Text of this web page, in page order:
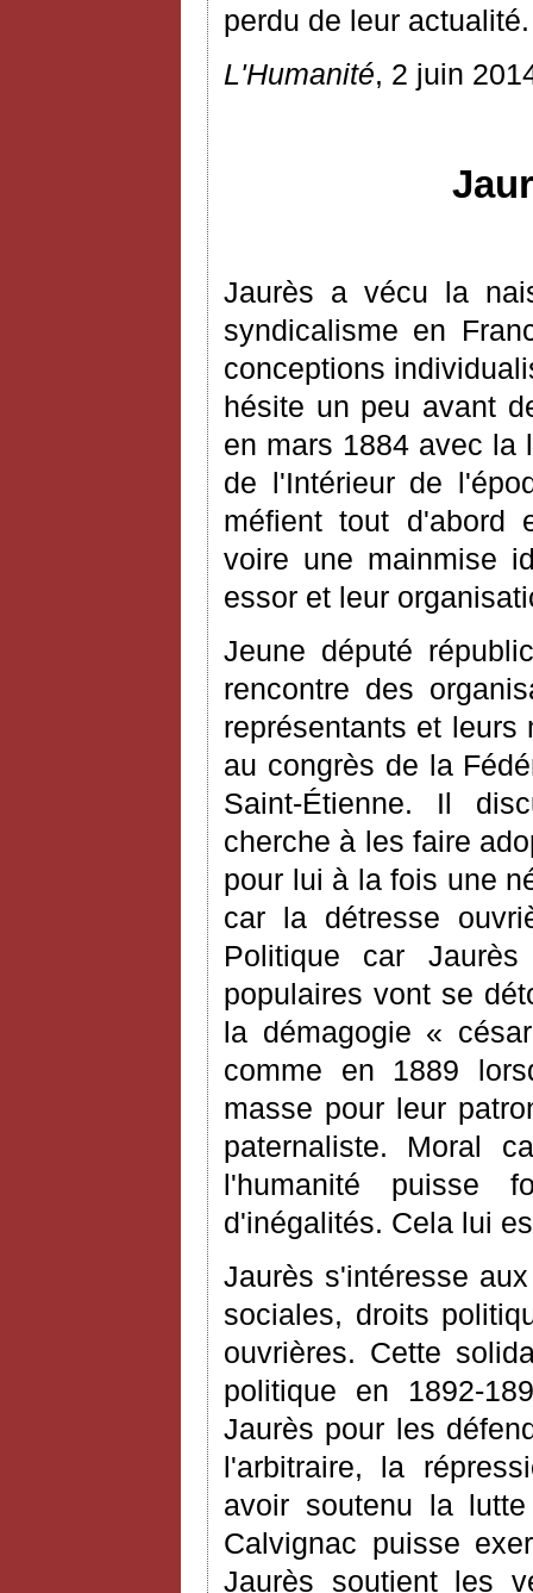
perdu de leur actualité.
L'Humanité, 2 juin
Jaurès a vécu la
syndicalisme en
conceptions
hésite un peu avant
en mars 1884 avec la
de l'Intérieur de
méfient tout d'abord
voire une mainmise
essor et leur
Jeune député
rencontre des
représentants et
au congrès de la
Saint-Étienne. Il
cherche à les faire
pour lui à la fois une
car la détresse
Politique car
populaires vont se
la démagogie «
comme en 1889
masse pour leur
paternaliste. Moral
l'humanité puisse
d'inégalités. Cela lui
Jaurès s'intéresse
sociales, droits
ouvrières. Cette
politique en 1892-
Jaurès pour les
l'arbitraire, la
avoir soutenu la
Calvignac puisse
Jaurès soutient les